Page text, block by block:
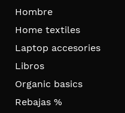
Hombre
Home textiles
Laptop accesories
Libros
Organic basics
Rebajas %